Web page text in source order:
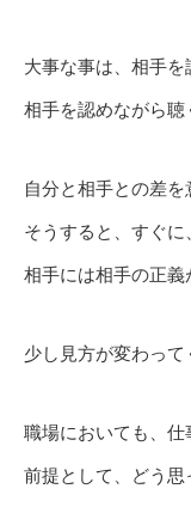
大事な事は、相手を
相手を認めながら聴
自分と相手との差を
そうすると、すぐに
相手には相手の正義
少し見方が変わって
職場においても、仕
前提として、どう思